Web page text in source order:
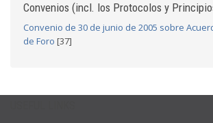
Convenios (incl. los Protocolos y
Convenio de 30 de junio de 2005 sobre
de Foro [37]